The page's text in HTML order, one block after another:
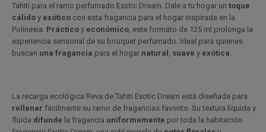
Tahiti para el ramo perfumado Exotic Dream. Dale a tu hogar un toque
cálido y exótico con esta fragancia para el hogar inspirada en la
Polinesia. Práctico y económico , este formato de 125 ml prolonga la
experiencia sensorial de su bouquet perfumado. Ideal para quienes
buscan una fragancia para el hogar natural suave y exótica
La recarga ecológica Reva de Tahiti Exotic Dream está diseñada para
rellenar fácilmente su ramo de fragancias favorito. Su textura líquida y
fluida difunde la fragancia uniformemente por toda la habitación.